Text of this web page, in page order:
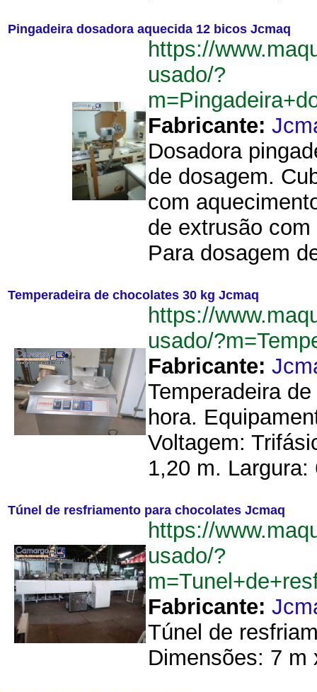
Pingadeira dosadora aquecida 12 bicos Jcmaq
https://
usado/?
Fabricante:
Dosadora
de dosagem.
com
de extrusão
Para dosagem
Temperadeira de chocolates 30 kg Jcmaq
https://
usado/
Fabricante:
Temperadeira
hora.
Voltagem:
1,20 m.
Túnel de resfriamento para chocolates Jcmaq
https://
usado/?
Fabricante:
Túnel de
Dimensões: 7 m